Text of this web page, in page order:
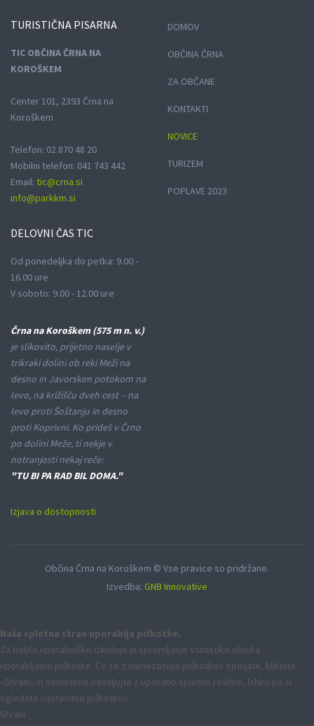
TURISTIČNA PISARNA
TIC OBČINA ČRNA NA
KOROŠKEM
Center 101, 2393 Črna na
Koroškem
Telefon: 02 870 48 20
Mobilni telefon: 041 743 442
Email: tic@crna.si
info@parkkm.si
DELOVNI ČAS TIC
Od ponedeljka do petka: 9.00 -
16.00 ure
V soboto: 9.00 - 12.00 ure
DOMOV
OBČINA ČRNA
ZA OBČANE
KONTAKTI
NOVICE
TURIZEM
POPLAVE 2023
Črna na Koroškem (575 m n. v.)
je slikovito, prijetno naselje v
trikraki dolini ob reki Meži na
desno in Javorskim potokom na
levo, na križišču dveh cest – na
levo proti Šoštanju in desno
proti Koprivni. Ko prideš v Črno
po dolini Meže, ti nekje v
notranjosti nekaj reče:
"TU BI PA RAD BIL DOMA."
Izjava o dostopnosti
Občina Črna na Koroškem © Vse pravice so pridržane.
Izvedba: GNB Innovative
Naša spletna stran uporablja piškotke.
Za boljšo uporabniško izkušnjo in spremljanje statistike obiska
uporabljamo piškotke. Če se z namestitvijo piškotkov strinjate, kliknite
»Shrani« in nemoteno nadaljujte z uporabo spletne rešitve, lahko pa si
ogledate nastavitve piškotkov.
Shrani